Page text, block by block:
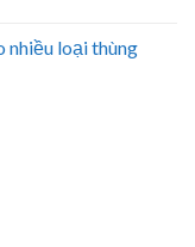
nhiều loại thùng